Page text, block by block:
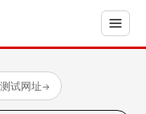
试网址→